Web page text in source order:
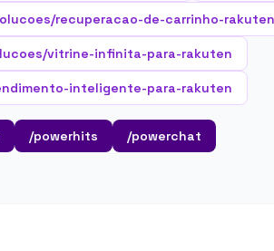
recuperacao-de-carrinho-rakuten
vitrine-infinita-para-rakuten
inteligente-para-rakuten
/powerhits /powerchat